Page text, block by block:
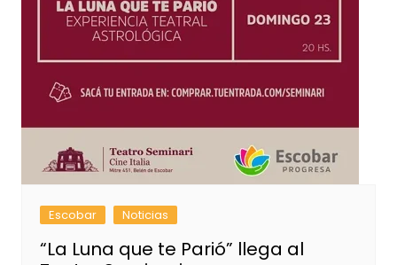
Escobar Noticias
“La Luna que te Parió” llega al